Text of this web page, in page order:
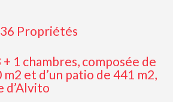
36 Propriétés